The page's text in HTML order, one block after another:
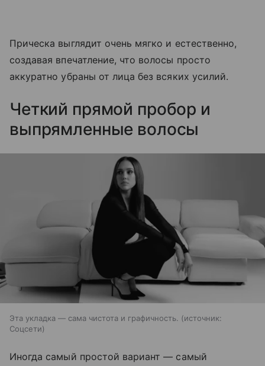
Прическа выглядит очень мягко и естественно,
создавая впечатление, что волосы просто
аккуратно убраны от лица без всяких усилий.
Четкий прямой пробор и
выпрямленные волосы
Эта укладка — сама чистота и графичность.
источник:
Соцсети
Иногда самый простой вариант — самый